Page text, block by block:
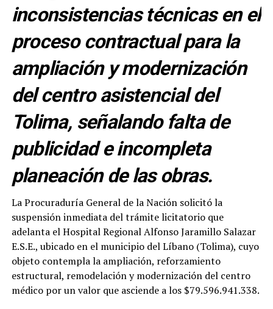
inconsistencias técnicas en el
proceso contractual para la
ampliación y modernización
del centro asistencial del
Tolima, señalando falta de
publicidad e incompleta
planeación de las obras.
La Procuraduría General de la Nación solicitó la
suspensión inmediata del trámite licitatorio que
adelanta el Hospital Regional Alfonso Jaramillo Salazar
E.S.E., ubicado en el municipio del Líbano (Tolima), cuyo
objeto contempla la ampliación, reforzamiento
estructural, remodelación y modernización del centro
médico por un valor que asciende a los $79.596.941.338.